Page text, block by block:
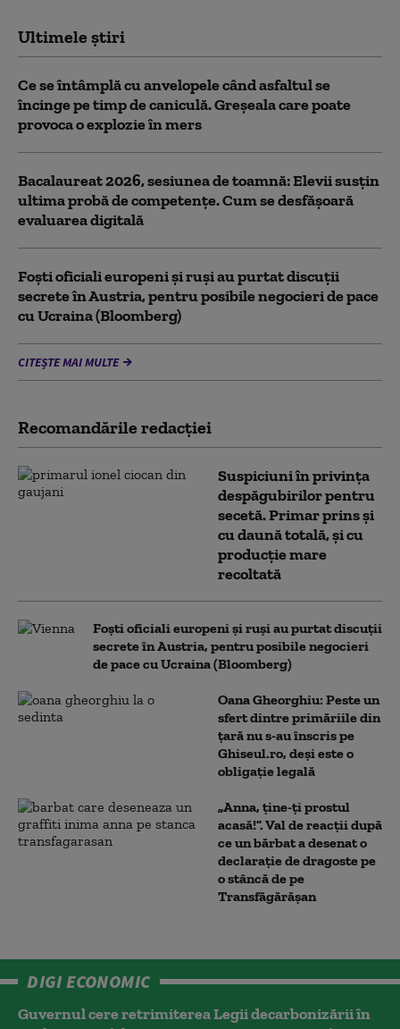
Ultimele știri
Ce se întâmplă cu anvelopele când asfaltul se
încinge pe timp de caniculă. Greșeala care poate
provoca o explozie în mers
Bacalaureat 2026, sesiunea de toamnă: Elevii susțin
ultima probă de competențe. Cum se desfășoară
evaluarea digitală
Foști oficiali europeni și ruși au purtat discuții
secrete în Austria, pentru posibile negocieri de pace
cu Ucraina (Bloomberg)
CITEȘTE MAI MULTE
Recomandările redacţiei
Suspiciuni în privința
despăgubirilor pentru
secetă. Primar prins și
cu daună totală, și cu
producție mare
recoltată
Foști oficiali europeni și ruși au purtat discuții
secrete în Austria, pentru posibile negocieri
de pace cu Ucraina (Bloomberg)
Oana Gheorghiu: Peste un
sfert dintre primăriile din
țară nu s-au înscris pe
Ghiseul.ro, deși este o
obligație legală
„Anna, ţine-ţi prostul
acasă!”. Val de reacții după
ce un bărbat a desenat o
declarație de dragoste pe
o stâncă de pe
Transfăgărășan
DIGI ECONOMIC
Guvernul cere retrimiterea Legii decarbonizării în